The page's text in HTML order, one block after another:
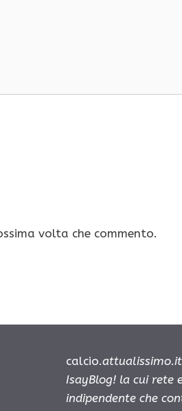
volta che commento.
calcio.attualissimo.it
IsayBlog! la cui rete
indipendente che